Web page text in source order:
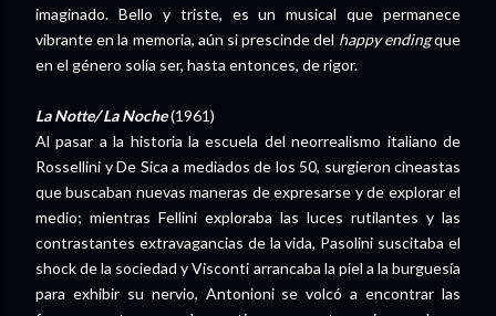
imaginado. Bello y triste, es un musical que permanece
vibrante en la memoria, aún si prescinde del happy endingque
en el género solía ser, hasta entonces, de rigor.
La Notte/ La Noche(1961)
Al pasar a la historia la escuela del neorrealismo italiano de
Rossellini y De Sica a mediados de los 50, surgieron cineastas
que buscaban nuevas maneras de expresarse y de explorar el
medio; mientras Fellini exploraba las luces rutilantes y las
contrastantes extravagancias de la vida, Pasolini suscitaba el
shock de la sociedad y Visconti arrancaba la piel a la burguesía
para exhibir su nervio, Antonioni se volcó a encontrar las